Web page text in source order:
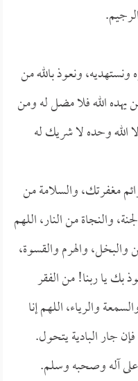
ونعوذ بالله من
يهده الله فلا مضل له ومن
الله وحده لا شريك له
مغفرتك، والسلامة من
والنجاة من النار، اللهم
والهرم والقسوة،
بك يا ربنا! من الفقر
والرياء، اللهم إنا
جار البادية يتحول.
آله وصحبه وسلم.